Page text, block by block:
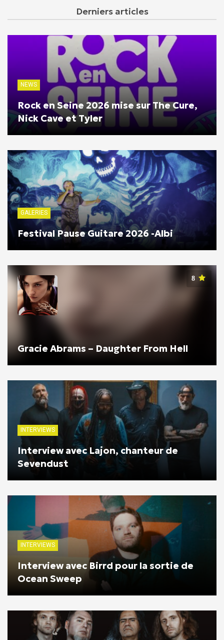
Derniers articles
NEWS
Rock en Seine 2026 mise sur The Cure,
Nick Cave et Tyler
GALERIES
Festival Pause Guitare 2026 -Albi
8
Gracie Abrams – Daughter From Hell
INTERVIEWS
Interview avec Lajon, chanteur de
Sevendust
INTERVIEWS
Interview avec Birrd pour la sortie de
Ocean Sweep